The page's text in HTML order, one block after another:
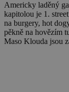
Americky laděný
kapitolou je 1.
na burgery, hot
pěkně na hovězím
Maso Klouda jsou